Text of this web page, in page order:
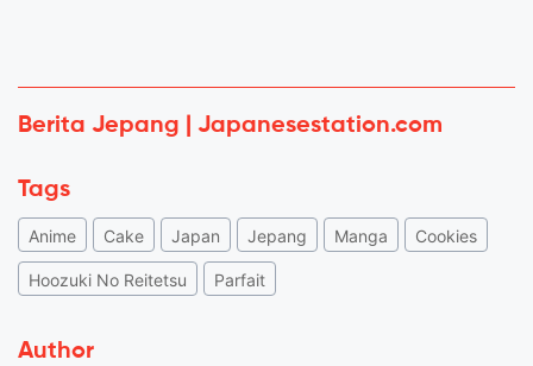
Berita Jepang | Japanesestation.com
Tags
Anime Cake Japan Jepang Manga Cookies
Hoozuki No Reitetsu Parfait
Author